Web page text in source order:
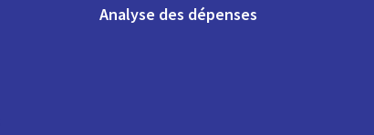
Analyse des dépenses